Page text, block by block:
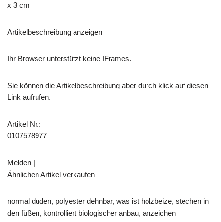
x 3 cm
Artikelbeschreibung anzeigen
Ihr Browser unterstützt keine IFrames.
Sie können die Artikelbeschreibung aber durch klick auf diesen
Link aufrufen.
Artikel Nr.:
0107578977
Melden |
Ähnlichen Artikel verkaufen
normal duden, polyester dehnbar, was ist holzbeize, stechen in
den füßen, kontrolliert biologischer anbau, anzeichen